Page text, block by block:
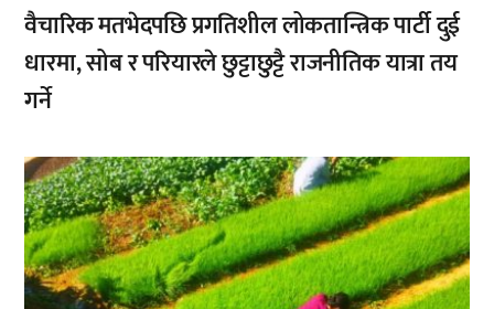
वैचारिक मतभेदपछि प्रगतिशील लोकतान्त्रिक पार्टी दुई
धारमा, सोब र परियारले छुट्टाछुट्टै राजनीतिक यात्रा तय
गर्ने
,